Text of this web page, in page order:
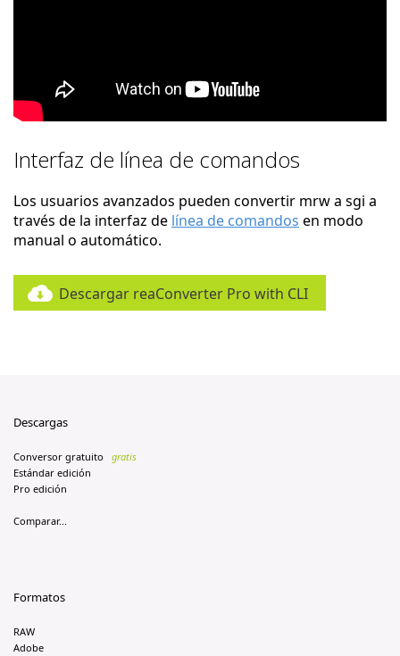
Interfaz de línea de comandos
Los usuarios avanzados pueden convertir mrw a sgi a
través de la interfaz de línea de comandos en modo
manual o automático.
Descargar reaConverter Pro with CLI
Descargas
Conversor gratuito
gratis
Estándar edición
Pro edición
Comparar...
Formatos
RAW
Adobe